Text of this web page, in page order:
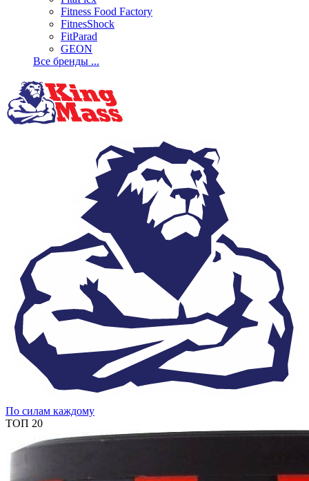
Fitness Food Factory
FitnesShock
FitParad
GEON
Все бренды ...
По силам каждому
ТОП 20